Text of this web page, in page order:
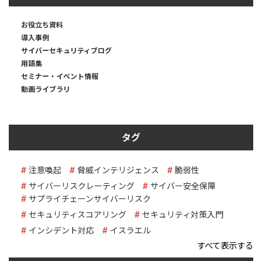
お役立ち資料
導入事例
サイバーセキュリティブログ
用語集
セミナー・イベント情報
動画ライブラリ
タグ
注意喚起 脅威インテリジェンス
脆弱性
サイバーリスクレーティング
サイバー安全保障
サプライチェーンサイバーリスク
セキュリティスコアリング
セキュリティ対策入門
インシデント対応
イスラエル
すべて表示する